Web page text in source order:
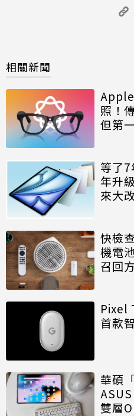
相關新聞
照！
但第
等了
年升
來大
快檢
機電
召回
Pixel
首款
華碩
雙層